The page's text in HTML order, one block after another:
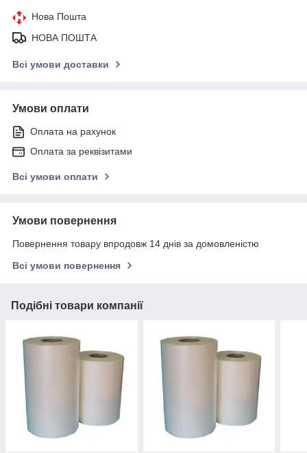
Нова Пошта
НОВА ПОШТА
Всі умови доставки
Умови оплати
Оплата на рахунок
Оплата за реквізитами
Всі умови оплати
Умови повернення
Повернення товару впродовж 14 днів за домовленістю
Всі умови повернення
Подібні товари компанії